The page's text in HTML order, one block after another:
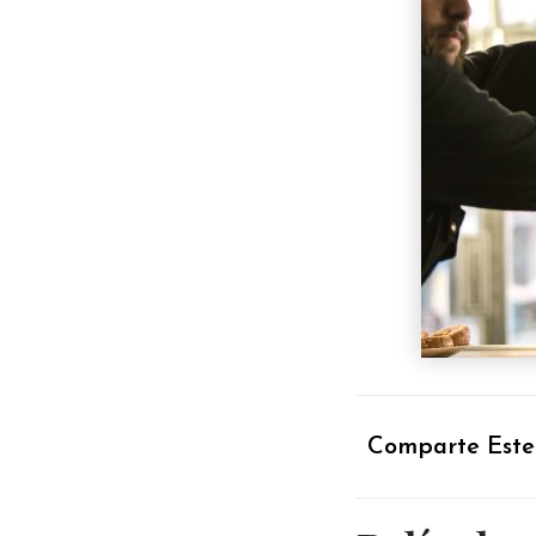
Comparte